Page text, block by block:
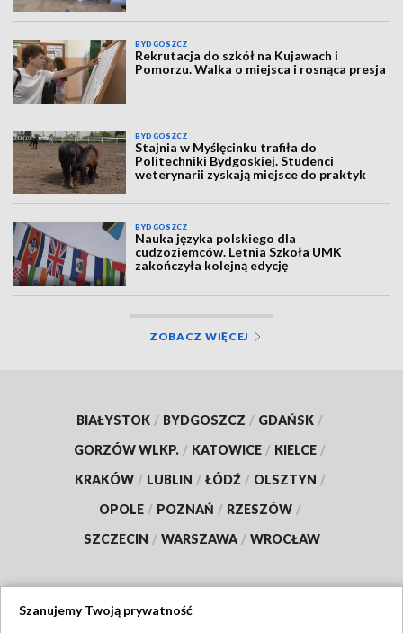
BYDGOSZCZ
Rekrutacja do szkół na Kujawach i
Pomorzu. Walka o miejsca i rosnąca presja
BYDGOSZCZ
Stajnia w Myślęcinku trafiła do
Politechniki Bydgoskiej. Studenci
weterynarii zyskają miejsce do praktyk
BYDGOSZCZ
Nauka języka polskiego dla
cudzoziemców. Letnia Szkoła UMK
zakończyła kolejną edycję
ZOBACZ WIĘCEJ
BIAŁYSTOK / BYDGOSZCZ / GDAŃSK /
GORZÓW WLKP. / KATOWICE / KIELCE /
KRAKÓW / LUBLIN / ŁÓDŹ / OLSZTYN /
OPOLE / POZNAŃ / RZESZÓW /
SZCZECIN / WARSZAWA / WROCŁAW
Szanujemy Twoją prywatność